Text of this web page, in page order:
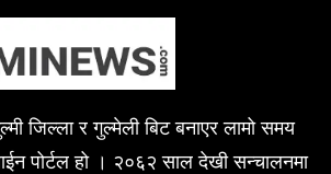
जिल्ला र गुल्मेली बिट बनाएर लामो समय
पोर्टल हो । २०६२ साल देखी सन्चालनमा